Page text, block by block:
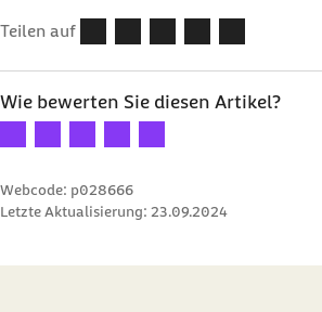
Teilen auf
Wie bewerten Sie diesen Artikel?
Ihre Bewertung: 1 Stern
Ihre Bewertung: 2 Sterne
Ihre Bewertung: 3 Sterne
Ihre Bewertung: 4 Sterne
Ihre Bewertung: 5 Sterne
Webcode: p028666
Letzte Aktualisierung: 23.09.2024